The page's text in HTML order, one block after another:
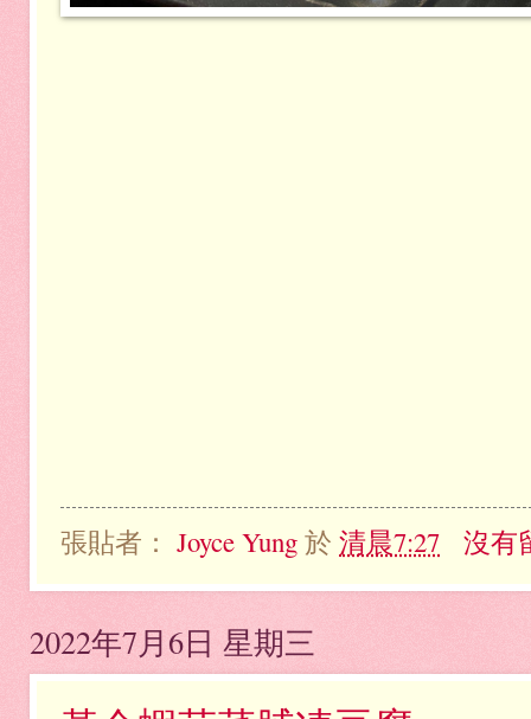
張貼者： Joyce Yung 於 清晨7:27 沒有
2022年7月6日 星期三